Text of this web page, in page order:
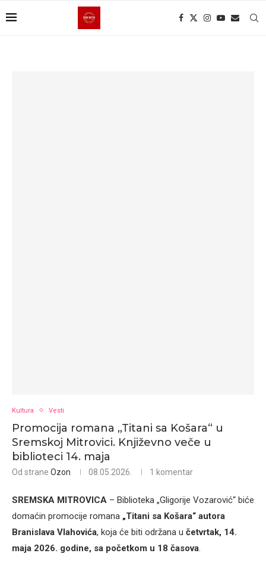
Kultura Vesti
Promocija romana „Titani sa Košara“ u
Sremskoj Mitrovici. Književno veče u
biblioteci 14. maja
Od strane Ozon 08.05.2026. 1 komentar
SREMSKA MITROVICA – Biblioteka „Gligorije Vozarović“ biće
domaćin promocije romana „Titani sa Košara“ autora
Branislava Vlahovića, koja će biti održana u četvrtak, 14.
maja 2026. godine, sa početkom u 18 časova.